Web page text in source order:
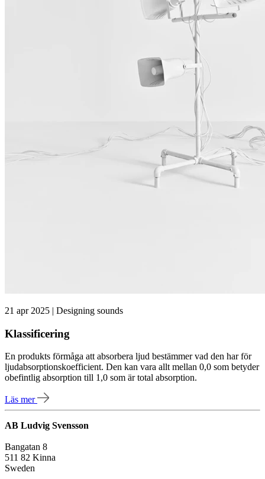
21 apr 2025 | Designing sounds
Klassificering
En produkts förmåga att absorbera ljud bestämmer vad den har för
ljudabsorptionskoefficient. Den kan vara allt mellan 0,0 som betyder
obefintlig absorption till 1,0 som är total absorption.
Läs mer
AB Ludvig Svensson
Bangatan 8
511 82 Kinna
Sweden